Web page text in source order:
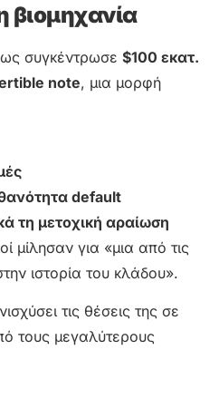
συγκέντρωσε $100 εκατ.
note, μια μορφή
default
τη μετοχική αραίωση
μίλησαν για «μια από τις
ιστορία του κλάδου».
τις θέσεις της σε
τους μεγαλύτερους